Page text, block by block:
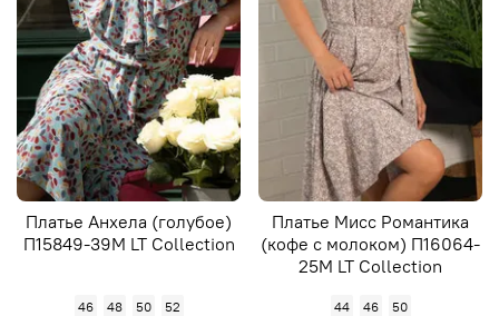
Платье Анхела (голубое)
П15849-39М LT Collection
46 48 50 52
Платье Мисс Романтика
(кофе с молоком) П16064-
25М LT Collection
44 46 50